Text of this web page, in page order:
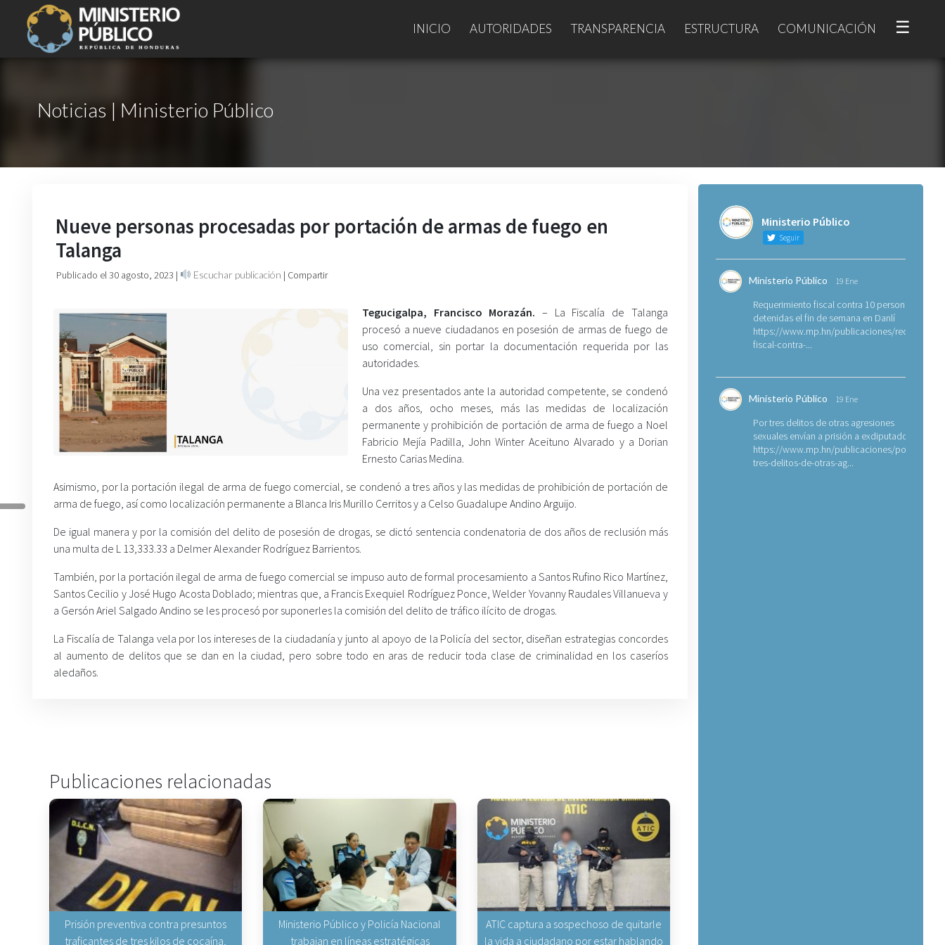
INICIO AUTORIDADES TRANSPARENCIA ESTRUCTURA COMUNICACIÓN ☰
Noticias | Ministerio Público
Nueve personas procesadas por portación de armas de fuego en
Talanga
Publicado el 30 agosto, 2023 | Escuchar publicación | Compartir
Tegucigalpa, Francisco Morazán. – La Fiscalía de Talanga
procesó a nueve ciudadanos en posesión de armas de fuego de
uso comercial, sin portar la documentación requerida por las
autoridades.
Una vez presentados ante la autoridad competente, se condenó
a dos años, ocho meses, más las medidas de localización
permanente y prohibición de portación de arma de fuego a Noel
Fabricio Mejía Padilla, John Winter Aceituno Alvarado y a Dorian
Ernesto Carias Medina.
Asimismo, por la portación ilegal de arma de fuego comercial, se condenó a tres años y las medidas de prohibición de portación de
arma de fuego, así como localización permanente a Blanca Iris Murillo Cerritos y a Celso Guadalupe Andino Arguijo.
De igual manera y por la comisión del delito de posesión de drogas, se dictó sentencia condenatoria de dos años de reclusión más
una multa de L 13,333.33 a Delmer Alexander Rodríguez Barrientos.
También, por la portación ilegal de arma de fuego comercial se impuso auto de formal procesamiento a Santos Rufino Rico Martínez,
Santos Cecilio y José Hugo Acosta Doblado; mientras que, a Francis Exequiel Rodríguez Ponce, Welder Yovanny Raudales Villanueva y
a Gersón Ariel Salgado Andino se les procesó por suponerles la comisión del delito de tráfico ilícito de drogas.
La Fiscalía de Talanga vela por los intereses de la ciudadanía y junto al apoyo de la Policía del sector, diseñan estrategias concordes
al aumento de delitos que se dan en la ciudad, pero sobre todo en aras de reducir toda clase de criminalidad en los caseríos
aledaños.
Publicaciones relacionadas
Prisión preventiva contra presuntos
traficantes de tres kilos de cocaína,
Ministerio Público y Policía Nacional
trabajan en líneas estratégicas
ATIC captura a sospechoso de quitarle
la vida a ciudadano por estar hablando
Ministerio Público
Seguir
Ministerio Público 19 Ene
Requerimiento fiscal contra 10 personas
detenidas el fin de semana en Danlí
https://www.mp.hn/publicaciones/
fiscal-contra-...
Ministerio Público 19 Ene
Por tres delitos de otras agresiones
sexuales envían a prisión a exdiputado
https://www.mp.hn/publicaciones/por-
tres-delitos-de-otras-ag...